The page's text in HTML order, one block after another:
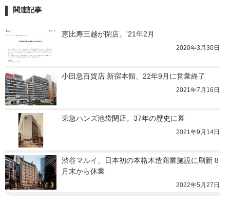
関連記事
恵比寿三越が閉店。'21年2月
2020年3月30日
小田急百貨店 新宿本館、22年9月に営業終了
2021年7月16日
東急ハンズ池袋閉店。37年の歴史に幕
2021年9月14日
渋谷マルイ、日本初の本格木造商業施設に刷新 8
月末から休業
2022年5月27日